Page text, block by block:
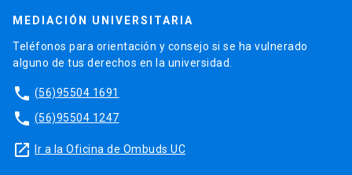
MEDIACIÓN UNIVERSITARIA
Teléfonos para orientación y consejo si se ha vulnerado
alguno de tus derechos en la universidad.
phone (56)95504 1691
phone (56)95504 1247
launch Ir a la Oficina de Ombuds UC